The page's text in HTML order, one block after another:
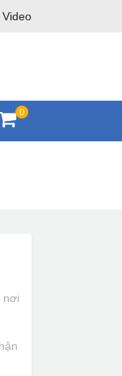
Video
0
nơi